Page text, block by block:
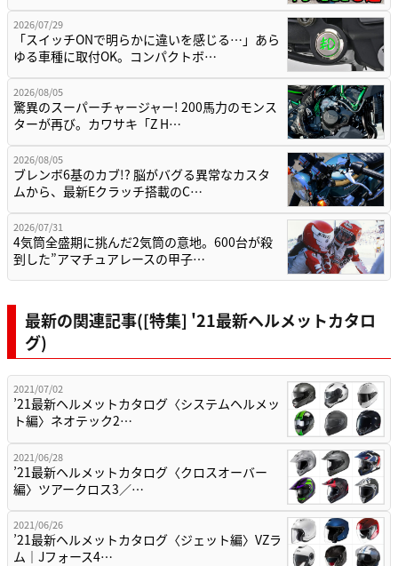
2026/07/29
「スイッチONで明らかに違いを感じる…」あら
ゆる車種に取付OK。コンパクトボ…
2026/08/05
驚異のスーパーチャージャー! 200馬力のモンス
ターが再び。カワサキ「Z H…
2026/08/05
ブレンボ6基のカブ!? 脳がバグる異常なカスタ
ムから、最新Eクラッチ搭載のC…
2026/07/31
4気筒全盛期に挑んだ2気筒の意地。600台が殺
到した”アマチュアレースの甲子…
最新の関連記事([特集] '21最新ヘルメットカタロ
グ)
2021/07/02
’21最新ヘルメットカタログ〈システムヘルメッ
ト編〉ネオテック2…
2021/06/28
’21最新ヘルメットカタログ〈クロスオーバー
編〉ツアークロス3／…
2021/06/26
’21最新ヘルメットカタログ〈ジェット編〉VZラ
ム｜Jフォース4…